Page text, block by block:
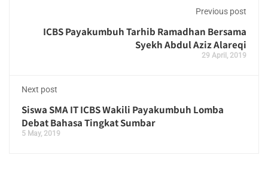
Previous post
ICBS Payakumbuh Tarhib Ramadhan Bersama
Syekh Abdul Aziz Alareqi
29 April, 2019
Next post
Siswa SMA IT ICBS Wakili Payakumbuh Lomba
Debat Bahasa Tingkat Sumbar
5 May, 2019